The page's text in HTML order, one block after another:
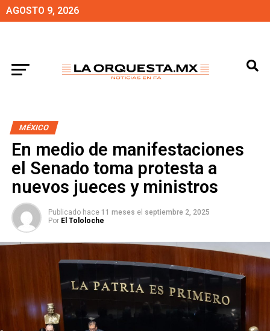
AGOSTO 9, 2026
MÉXICO
En medio de manifestaciones
el Senado toma protesta a
nuevos jueces y ministros
Publicado hace 11 meses el septiembre 2, 2025
Por El Tololoche